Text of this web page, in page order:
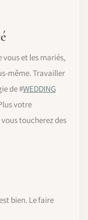
et les mariés,
même. Travailler
de #WEDDING
votre
toucherez des
bien. Le faire